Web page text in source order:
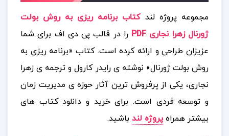
مجموعه پروژه لندکتاب برنامه ریزی به روش بولت
ژورنال زهرا نجاری PDF
را در قالب پی دی اف برای شما
عزیزان طراحی و ارائه کرده است. کتاب «برنامه ریزی به
روش بولت ژورنال» نوشته ی رایدر کارول و ترجمه ی زهرا
نجاری، یکی از پرفروش ترین آثار حوزه ی مدیریت زمان
و توسعه فردی است. برای خرید و دانلود کتاب های
بیشتر همراهپروژه لند باشید.